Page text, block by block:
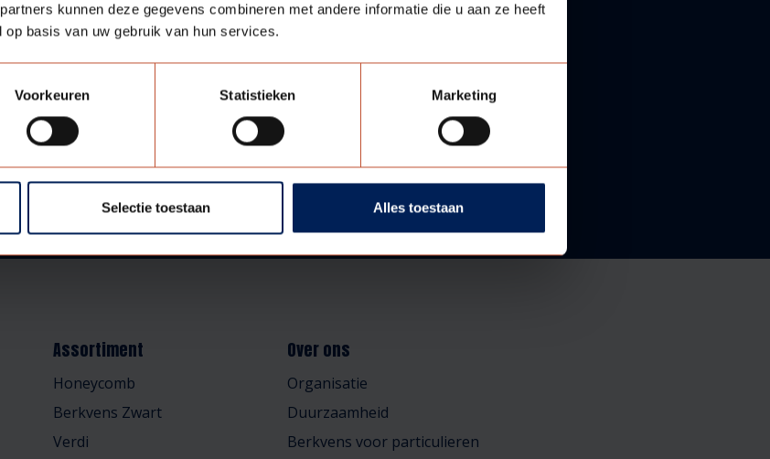
kunnen deze gegevens combineren met andere informatie die u aan ze heeft
basis van uw gebruik van hun services.
Voorkeuren Statistieken Marketing
Selectie toestaan Alles toestaan
Assortiment
Honeycomb
Berkvens Zwart
Verdi
Over ons
Organisatie
Duurzaamheid
Berkvens voor particulieren